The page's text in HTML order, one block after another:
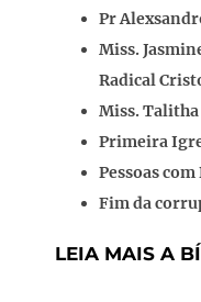
Pr
Miss.
Radical
Miss. Talitha
Primeira
Pessoas
Fim da
LEIA MAIS A